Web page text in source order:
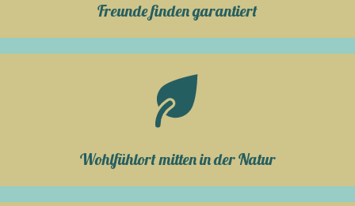
Freunde finden garantiert
Wohlfühlort mitten in der Natur